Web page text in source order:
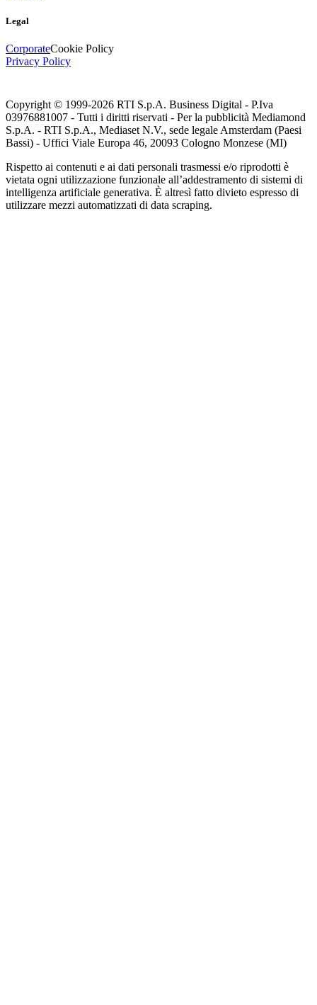
Legal
CorporateCookie Policy
Privacy Policy
Copyright © 1999-2026 RTI S.p.A. Business Digital - P.Iva
03976881007 - Tutti i diritti riservati - Per la pubblicità Mediamond
S.p.A. - RTI S.p.A., Mediaset N.V., sede legale Amsterdam (Paesi
Bassi) - Uffici Viale Europa 46, 20093 Cologno Monzese (MI)
Rispetto ai contenuti e ai dati personali trasmessi e/o riprodotti è
vietata ogni utilizzazione funzionale all’addestramento di sistemi di
intelligenza artificiale generativa. È altresì fatto divieto espresso di
utilizzare mezzi automatizzati di data scraping.